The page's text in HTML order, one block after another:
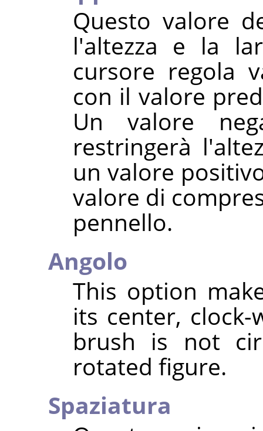
Questo valore
l'altezza e la
cursore regola
con il valore
Un valore
restringerà
un valore
valore di
pennello.
Angolo
This option
its center,
brush is not
rotated figure.
Spaziatura